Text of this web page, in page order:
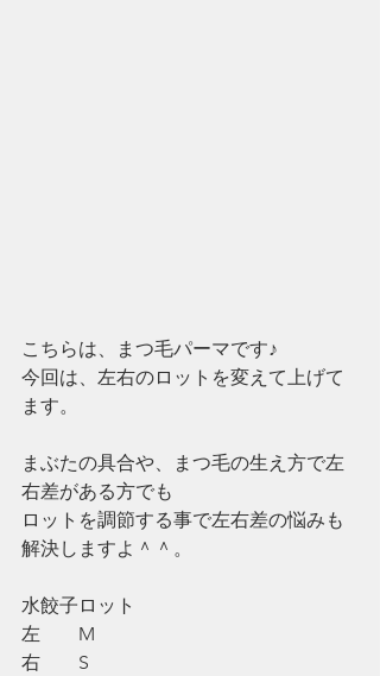
こちらは、まつ毛パーマです♪
今回は、左右のロットを変えて上げて
ます。
まぶたの具合や、まつ毛の生え方で左
右差がある方でも
ロットを調節する事で左右差の悩みも
解決しますよ＾＾。
水餃子ロット
左　　M
右　　S